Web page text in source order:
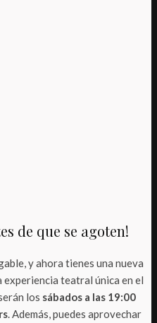
de que se agoten!
y ahora tienes una nueva
teatral única en el
los sábados a las 19:00
. Además, puedes aprovechar